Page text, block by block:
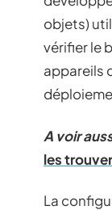
objets)
vérifier le
appareils
A voir
les
La